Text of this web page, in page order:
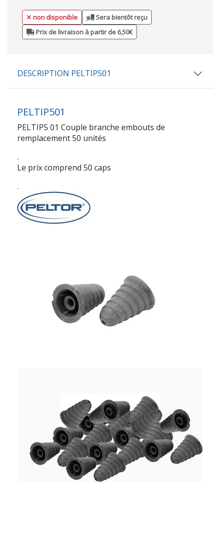
non disponible
Sera bientôt reçu
Prix de livraison à partir de 6,50€
DESCRIPTION PELTIP501
PELTIP501
PELTIP5 01 Couple branche embouts de
remplacement 50 unités
.
Le prix comprend 50 caps
.